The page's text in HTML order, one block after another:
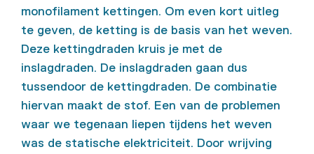
monofilament kettingen. Om even kort uitleg
te geven, de ketting is de basis van het weven.
Deze kettingdraden kruis je met de
inslagdraden. De inslagdraden gaan dus
tussendoor de kettingdraden. De combinatie
hiervan maakt de stof. Een van de problemen
waar we tegenaan liepen tijdens het weven
was de statische elektriciteit. Door wrijving